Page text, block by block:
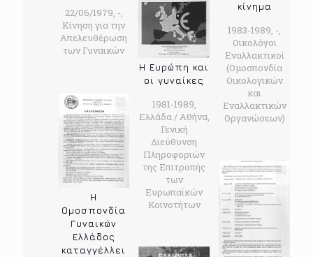
22/06/1979, -,
Κίνηση για την
Απελευθέρωση
των Γυναικών
Η
Ομοσπονδία
Γυναικών
Ελλάδος
καταγγέλλει
Η Ευρώπη και
οι γυναίκες
1981-1989,
Ελλάδα / Αθήνα,
Γενική
Διεύθυνση
Πληροφοριών
της Επιτροπής
των
Ευρωπαϊκών
Κοινοτήτων
κίνημα
1983-1989, -,
Οικολόγοι
Εναλλακτικοί
(Ομοσπονδία
Οικολογικών
και
Εναλλακτικών
Οργανώσεων)